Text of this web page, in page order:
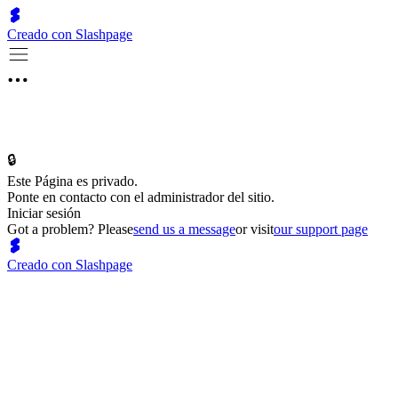
Creado con Slashpage
🔒
Este Página es privado.
Ponte en contacto con el administrador del sitio.
Iniciar sesión
Got a problem? Pleasesend us a messageor visitour support page
Creado con Slashpage